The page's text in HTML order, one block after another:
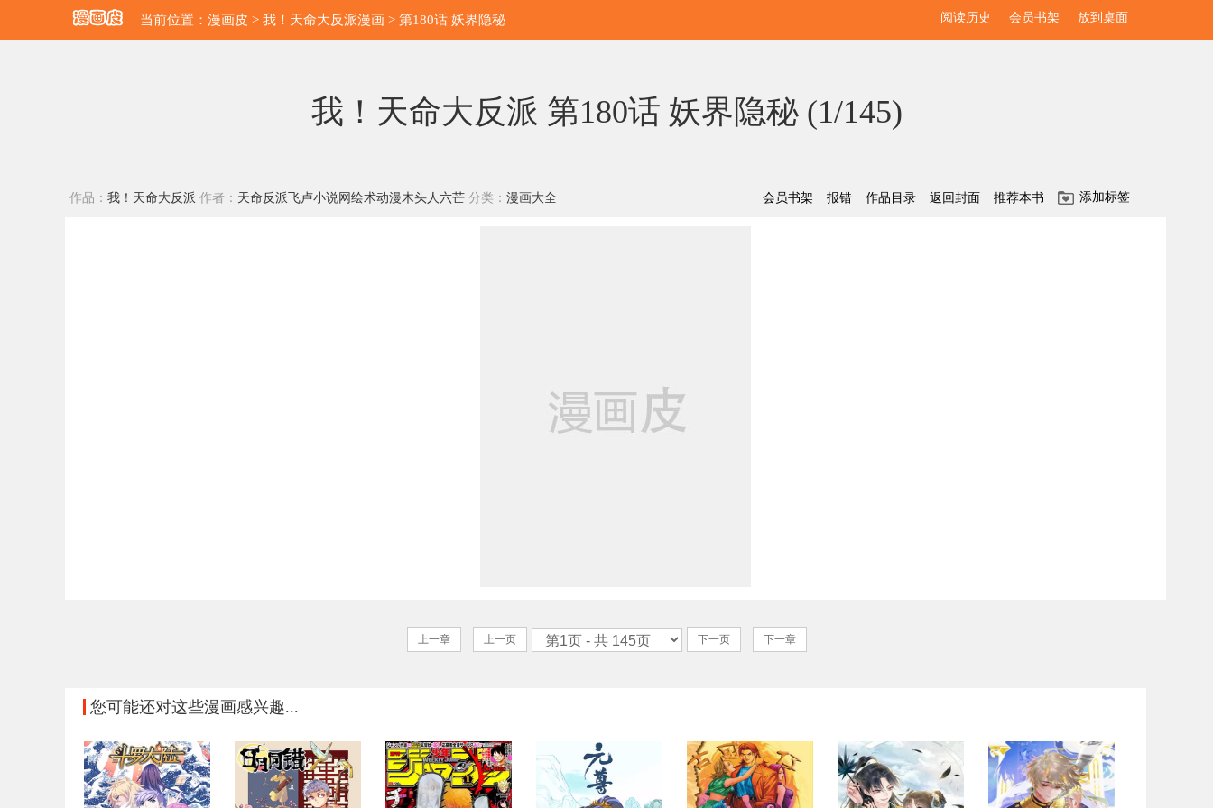
当前位置： 漫画皮 > 我！天命大反派漫画 > 第180话 妖界隐秘 阅读历史 会员书架 放到桌面
我！天命大反派 第180话 妖界隐秘 (1/145)
作品： 我！天命大反派 作者： 天命反派飞卢小说网绘术动漫木头人六芒 分类： 漫画大全 会员书架 报错 作品目录 返回封面 推荐本书 添加标签
上一章 上一页 下一页 下一章
您可能还对这些漫画感兴趣...